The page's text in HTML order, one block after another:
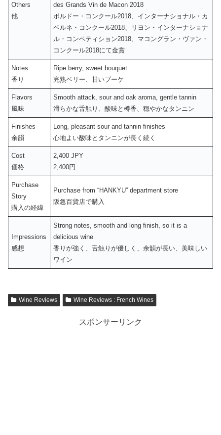
Others
他
des Grands Vin de Macon 2018
ボルドー・コンクール2018、インターナショナル・カ
ベルネ・コンクール2018、リヨン・インターナショナ
ル・コンペティション2018、マコングラン・ヴァン・
コンクール2018にて金賞
Notes
香り
Ripe berry, sweet bouquet
完熟ベリー、甘いブーケ
Flavors
風味
Smooth attack, sour and oak aroma, gentle tannin
滑らかな舌触り、酸味と樽香、穏やかなタンニン
Finishes
余韻
Long, pleasant sour and tannin finishes
心地よい酸味とタンニンが長く続く
Cost
価格
2,400 JPY
2,400円
Purchase
Story
購入の経緯
Purchase from “HANKYU” department store
阪急百貨店で購入
Impressions
感想
Strong notes, smooth and long finish, so it is a
delicious wine
香りが強く、舌触りが優しく、余韻が長い、美味しい
ワイン
Wine Reviews Wine Reviews : French Wines
スポンサーリンク